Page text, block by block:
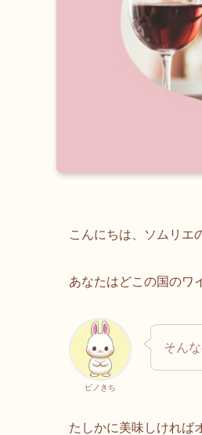
こんにちは、ソムリエ
あなたはどこの国のワ
ピノきち
そん
たしかに美味しければ